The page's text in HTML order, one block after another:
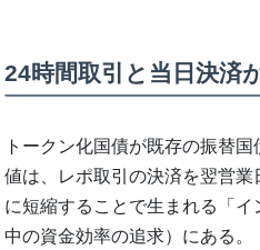
24時間取引と当日決済
トークン化国債が既存の振替
値は、レポ取引の決済を翌営業
に短縮することで生まれる「イ
中の資金効率の追求）にある。